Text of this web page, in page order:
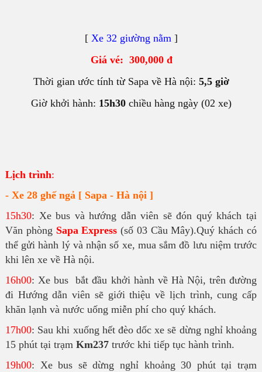
[Xe 32 giường nằm ]
Giá vé: 300,000 đ
Thời gian ước tính từ Sapa về Hà nội:5,5 giờ
Giờ khởi hành: 15h30chiều hàng ngày (02 xe)
Lịch trình:
- Xe 28 ghế ngả [ Sapa - Hà nội ]
15h30: Xe bus và hướng dẫn viên sẽ đón quý khách tại
Văn phòng Sapa Express (số 03 Cầu Mây).Quý khách có
thể gửi hành lý và nhận số xe, mua sắm đồ lưu niệm trước
khi lên xe về Hà nội.
16h00: Xe bus bắt đầu khởi hành về Hà Nội, trên đường
đi Hướng dẫn viên sẽ giới thiệu về lịch trình, cung cấp
khăn lạnh và nước uống miễn phí cho quý khách.
17h00: Sau khi xuống hết đèo dốc xe sẽ dừng nghỉ khoảng
15 phút tại trạm Km237trước khi tiếp tục hành trình.
19h00: Xe bus sẽ dừng nghỉ khoảng 30 phút tại trạm